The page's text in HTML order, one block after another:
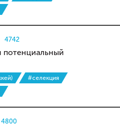
4742
потенциальный
#селекция
4800